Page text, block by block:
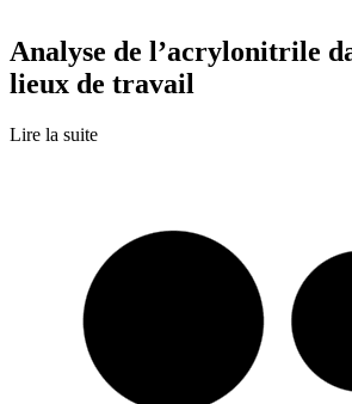
Analyse de l’acrylonitrile
lieux de travail
Lire la suite